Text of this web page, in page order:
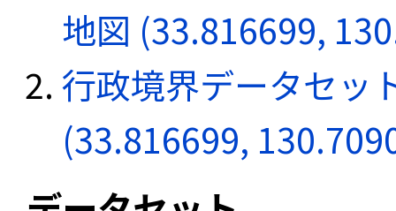
地図 (33.816699,
行政境界データセッ
(33.816699,